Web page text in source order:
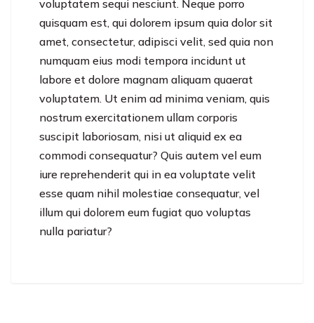
voluptatem sequi nesciunt. Neque porro
quisquam est, qui dolorem ipsum quia dolor sit
amet, consectetur, adipisci velit, sed quia non
numquam eius modi tempora incidunt ut
labore et dolore magnam aliquam quaerat
voluptatem. Ut enim ad minima veniam, quis
nostrum exercitationem ullam corporis
suscipit laboriosam, nisi ut aliquid ex ea
commodi consequatur? Quis autem vel eum
iure reprehenderit qui in ea voluptate velit
esse quam nihil molestiae consequatur, vel
illum qui dolorem eum fugiat quo voluptas
nulla pariatur?